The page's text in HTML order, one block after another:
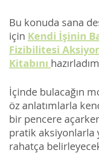
Bu konuda sana
için Kendi İşinin
Fizibilitesi
Kitabını
İçinde bulacağın
öz anlatımlarla
bir pencere
pratik aksiyonlarla
rahatça